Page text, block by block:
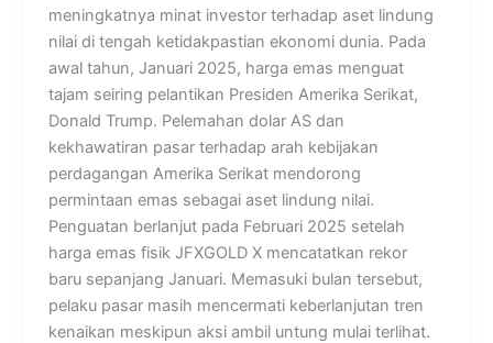
meningkatnya minat investor terhadap aset lindung
nilai di tengah ketidakpastian ekonomi dunia. Pada
awal tahun, Januari 2025, harga emas menguat
tajam seiring pelantikan Presiden Amerika Serikat,
Donald Trump. Pelemahan dolar AS dan
kekhawatiran pasar terhadap arah kebijakan
perdagangan Amerika Serikat mendorong
permintaan emas sebagai aset lindung nilai.
Penguatan berlanjut pada Februari 2025 setelah
harga emas fisik JFXGOLD X mencatatkan rekor
baru sepanjang Januari. Memasuki bulan tersebut,
pelaku pasar masih mencermati keberlanjutan tren
kenaikan meskipun aksi ambil untung mulai terlihat.